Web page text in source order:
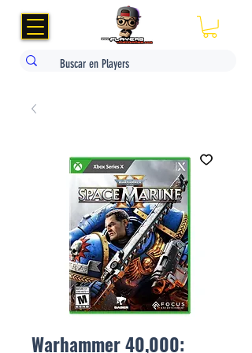
Warhammer 40,000: